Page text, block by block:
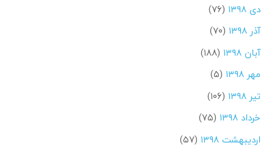
دی ۱۳۹۸
(۷۶)
آذر ۱۳۹۸
(۷۰)
آبان ۱۳۹۸
(۱۸۸)
مهر ۱۳۹۸
(۵)
تیر ۱۳۹۸
(۱۰۶)
خرداد ۱۳۹۸
(۷۵)
اردیبهشت ۱۳۹۸
(۵۷)